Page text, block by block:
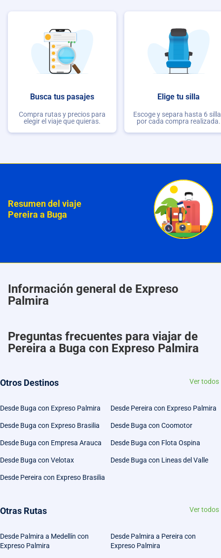
Busca tus pasajes
Compra rutas y precios para
elegir el viaje que quieras.
Elige tu silla
Escoge y separa hasta 6
por cada compra realizada.
Resumen del viaje
Pereira a Buga
Información general de Expreso
Palmira
Preguntas frecuentes para viajar de
Pereira a Buga con Expreso Palmira
Otros Destinos Ver todos
Desde Buga con Expreso Palmira Desde Pereira con Expreso Palmira
Desde Buga con Expreso Brasilia Desde Buga con Coomotor
Desde Buga con Empresa Arauca Desde Buga con Flota Ospina
Desde Buga con Velotax Desde Buga con Lineas del Valle
Desde Pereira con Expreso Brasilia
Otras Rutas Ver todos
Desde Palmira a Medellín con
Expreso Palmira
Desde Palmira a Pereira con
Expreso Palmira